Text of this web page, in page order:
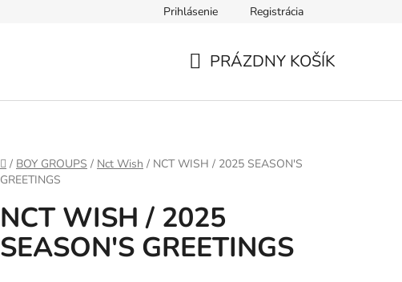
Prihlásenie Registrácia
PRÁZDNY KOŠÍK
Domov
/ BOY GROUPS / Nct Wish / NCT WISH / 2025 SEASON'S
GREETINGS
NCT WISH / 2025
SEASON'S GREETINGS